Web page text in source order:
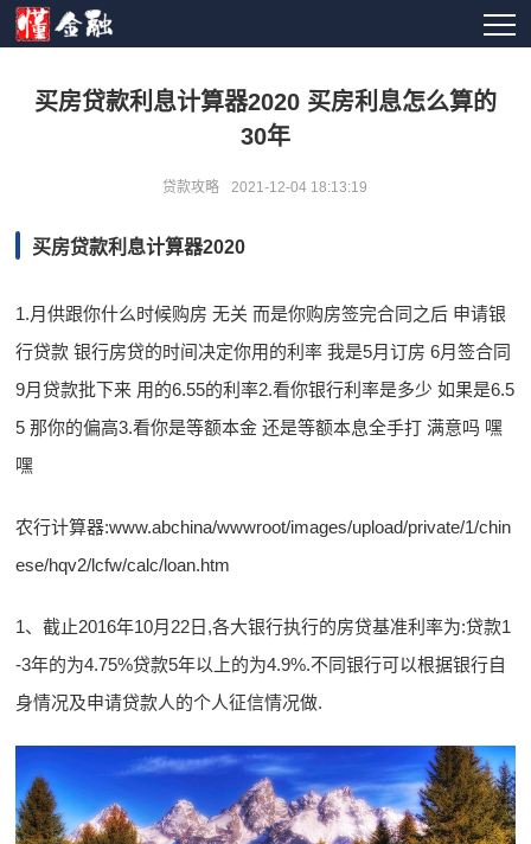
买房贷款利息计算器2020 买房利息怎么算的
30年
贷款攻略 2021-12-04 18:13:19
买房贷款利息计算器2020
1.月供跟你什么时候购房 无关 而是你购房签完合同之后 申请银
行贷款 银行房贷的时间决定你用的利率 我是5月订房 6月签合同
9月贷款批下来 用的6.55的利率2.看你银行利率是多少 如果是6.5
5 那你的偏高3.看你是等额本金 还是等额本息全手打 满意吗 嘿
嘿
农行计算器:www.abchina/wwwroot/images/upload/private/1/chin
ese/hqv2/lcfw/calc/loan.htm
1、截止2016年10月22日,各大银行执行的房贷基准利率为:贷款1
-3年的为4.75%贷款5年以上的为4.9%.不同银行可以根据银行自
身情况及申请贷款人的个人征信情况做.